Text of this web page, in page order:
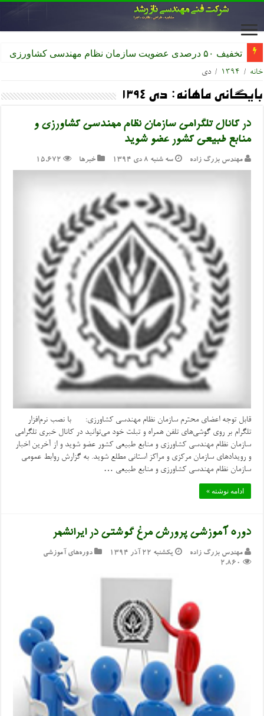
تخفیف ۵۰ درصدی عضویت سازمان نظام مهندسی کشاورزی
خانه / ۱۳۹۴ / دی
بایگانی ماهانه: دی ۱۳۹۴
در کانال تلگرامی سازمان نظام مهندسی کشاورزی و
منابع طبیعی کشور عضو شوید
مهندس بزرگ زاده سه شنبه ۸ دی ۱۳۹۴ خبرها 15,672
قابل توجه اعضای محترم سازمان نظام مهندسی کشاورزی: با نصب نرم‌افزار
تلگرام بر روی گوشی‌های تلفن همراه و تبلت خود می‌توانید در کانال خبری تلگرامی
سازمان نظام مهندسی کشاورزی و منابع طبیعی کشور عضو شوید و از آخرین اخبار
و رویدادهای سازمان مرکزی و مراکز استانی مطلع شوید. به گزارش روابط عمومی
سازمان نظام مهندسی کشاورزی و منابع طبیعی …
ادامه نوشته »
دوره آموزشی پرورش مرغ گوشتی در ایرانشهر
مهندس بزرگ زاده یکشنبه ۲۲ آذر ۱۳۹۴
دوره‌های آموزشی
2,860